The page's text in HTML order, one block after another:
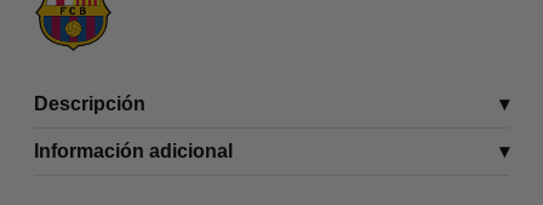
Descripción
Información adicional